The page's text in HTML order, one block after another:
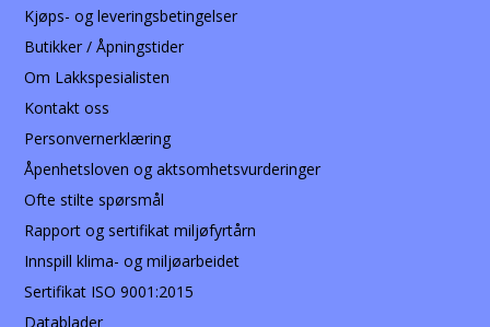
Kjøps- og leveringsbetingelser
Butikker / Åpningstider
Om Lakkspesialisten
Kontakt oss
Personvernerklæring
Åpenhetsloven og aktsomhetsvurderinger
Ofte stilte spørsmål
Rapport og sertifikat miljøfyrtårn
Innspill klima- og miljøarbeidet
Sertifikat ISO 9001:2015
Datablader